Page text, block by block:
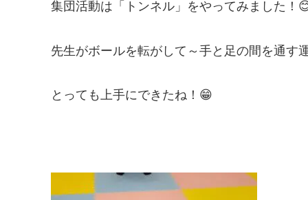
集団活動は「トンネル」をやってみました！
先生がボールを転がして～手と足の間を通す
とっても上手にできたね！😁